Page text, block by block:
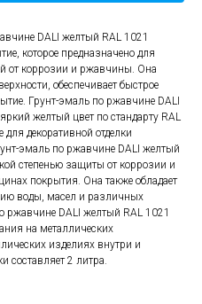
DALI желтый RAL 1021
которое предназначено для
от коррозии и ржавчины. Она
обеспечивает быстрое
Грунт-эмаль по ржавчине DALI
желтый цвет по стандарту RAL
декоративной отделки
эмаль по ржавчине DALI желтый
степенью защиты от коррозии и
покрытия. Она также обладает
воды, масел и различных
ржавчине DALI желтый RAL 1021
на металлических
изделиях внутри и
составляет 2 литра.